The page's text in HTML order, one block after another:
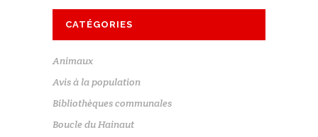
CATÉGORIES
Animaux
Avis à la population
Bibliothèques communales
Boucle du Hainaut